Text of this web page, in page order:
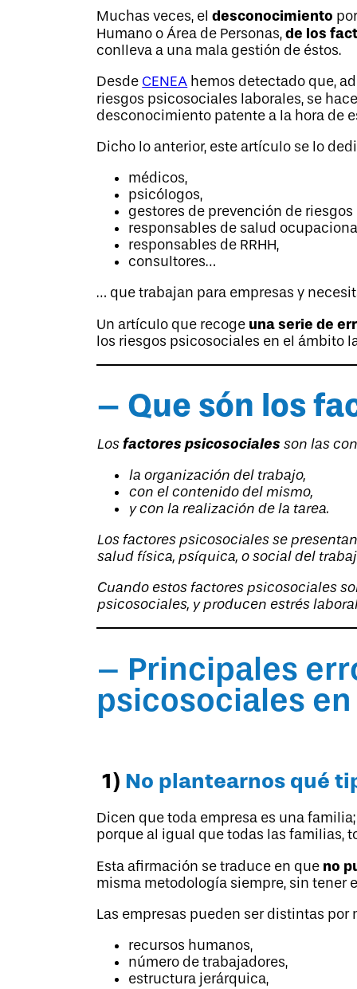
Muchas veces, eldesconocimiento
Humano o Área de Personas,de los
conlleva a una mala gestión de éstos.
Desde CENEA hemos detectado que,
riesgos psicosociales laborales, se
desconocimiento patente a la hora de
Dicho lo anterior, este artículo se lo
médicos,
psicólogos,
gestores de prevención de riesgos
responsables de salud
responsables de RRHH,
consultores…
… que trabajan para empresas y
Un artículo que recoge una serie de
los riesgos psicosociales en el ámbito
– Que són los
Losfactores psicosociales son las
la organización del trabajo,
con el contenido del mismo,
y con la realización de la tarea.
Los factores psicosociales se
salud física, psíquica, o social del
Cuando estos factores psicosociales
psicosociales, y producen estrés
– Principales
psicosociales
1) No plantearnos qué
Dicen que toda empresa es una
porque al igual que todas las familias,
Esta afirmación se traduce en que no
misma metodología siempre, sin tener
Las empresas pueden ser distintas por
recursos humanos,
número de trabajadores,
estructura jerárquica,